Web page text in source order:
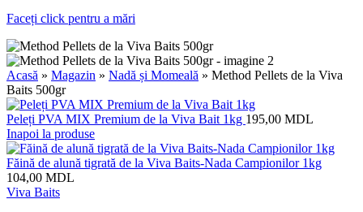
Faceți click pentru a mări
Acasă » Magazin » Nadă și Momeală » Method Pellets de la Viva
Baits 500gr
Peleți PVA MIX Premium de la Viva Bait 1kg 195,00 MDL
Inapoi la produse
Făină de alună tigrată de la Viva Baits-Nada Campionilor 1kg
104,00 MDL
Viva Baits